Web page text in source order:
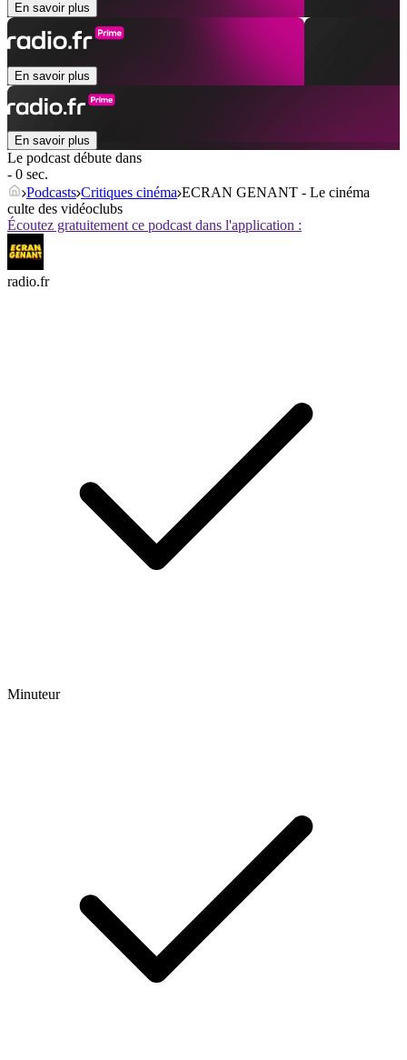
En savoir plus
En savoir plus
En savoir plus
Le podcast débute dans
- 0 sec.
Podcasts Critiques cinéma ECRAN GENANT - Le cinéma
culte des vidéoclubs
Écoutez gratuitement ce podcast dans l'application :
radio.fr
Minuteur